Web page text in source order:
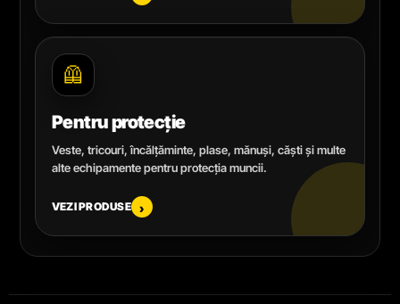
🦺
Pentru protecție
Veste, tricouri, încălțăminte, plase, mănuși, căști și multe
alte echipamente pentru protecția muncii.
VEZI PRODUSE ›